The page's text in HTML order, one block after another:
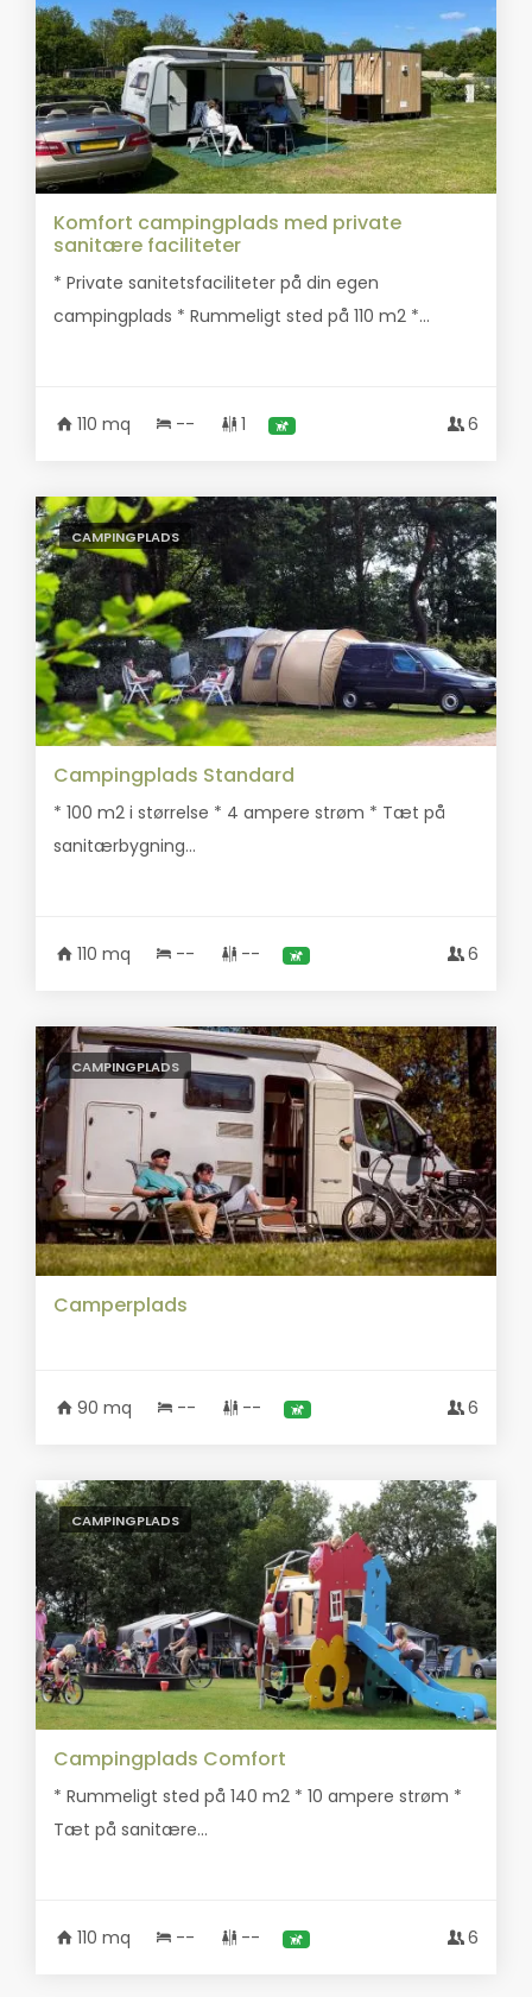
Komfort campingplads med private
sanitære faciliteter
* Private sanitetsfaciliteter på din egen
campingplads * Rummeligt sted på 110 m2 *...
110 mq -- 1 6
CAMPINGPLADS
Campingplads Standard
* 100 m2 i størrelse * 4 ampere strøm * Tæt på
sanitærbygning...
110 mq -- -- 6
CAMPINGPLADS
Camperplads
90 mq -- -- 6
CAMPINGPLADS
Campingplads Comfort
* Rummeligt sted på 140 m2 * 10 ampere strøm *
Tæt på sanitære...
110 mq -- -- 6